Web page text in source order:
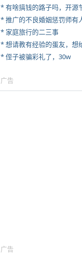
* 推广的不良婚姻惩罚师有
* 家庭旅行的二三事
* 侄子被骗彩礼了，30w
广告
广告